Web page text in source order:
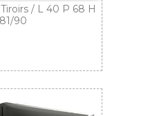
/ L 40 P 68 H
81/90